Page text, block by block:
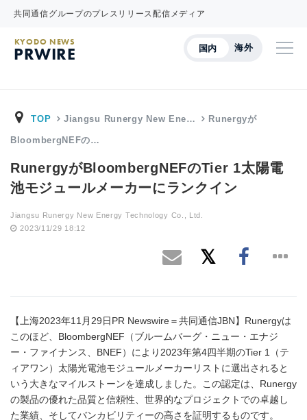
共同通信グループのプレスリリース配信メディア
国内 海外
KYODO NEWS
PRWIRE
TOP Jiangsu Runergy New Ene… Runergyが
BloombergNEFの…
RunergyがBloombergNEFのTier 1太陽電
池モジュールメーカーにランクイン
Jiangsu Runergy New Energy Technology Co., Ltd.
2023/11/29 18:12
【上海2023年11月29日PR Newswire＝共同通信JBN】Runergyは
このほど、BloombergNEF（ブルームバーグ・ニュー・エナジ
ー・ファイナンス、BNEF）により2023年第4四半期のTier 1（テ
ィアワン）太陽光電池モジュールメーカーリストに選出されると
いう大きなマイルストーンを達成しました。この認定は、Runergy
の製品の優れた品質と信頼性、世界的なプロジェクトでの卓越し
た業績、そしてバンカビリティーの高さを証明するものです。